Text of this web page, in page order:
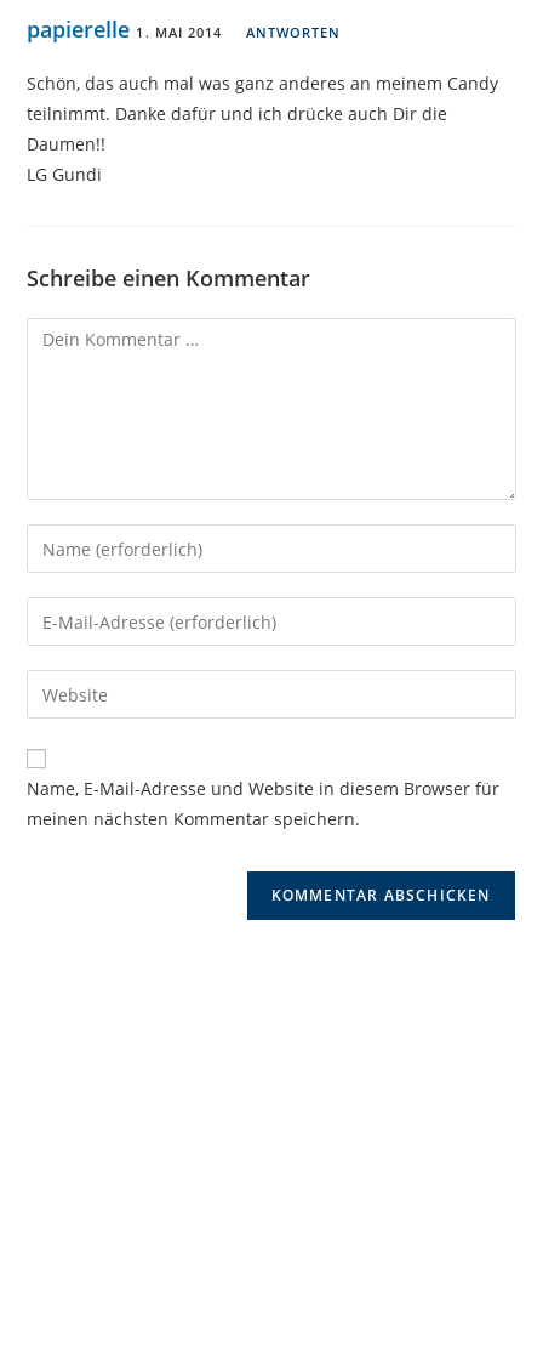
papierelle 1. MAI 2014 ANTWORTEN
Schön, das auch mal was ganz anderes an meinem Candy
teilnimmt. Danke dafür und ich drücke auch Dir die
Daumen!!
LG Gundi
Schreibe einen Kommentar
Kommentar
Gib
deinen
Namen
oder
zum
Kommentieren
ein
Gib
deine
E-
Mail-
zum
Kommentieren
ein
Gib
deine
Website-
URL
Name, E-Mail-Adresse und Website in diesem Browser für
meinen nächsten Kommentar speichern.